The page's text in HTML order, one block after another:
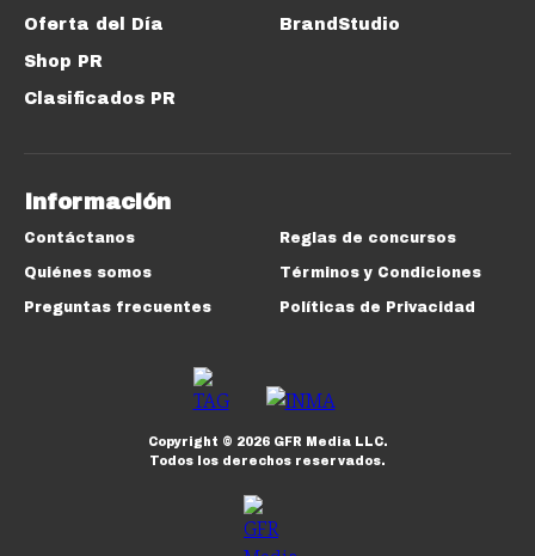
Oferta del Día
Shop PR
Clasificados PR
BrandStudio
Información
Contáctanos
Quiénes somos
Preguntas frecuentes
Reglas de concursos
Términos y Condiciones
Políticas de Privacidad
Copyright © 2026GFR Media LLC.
Todos los derechos reservados.